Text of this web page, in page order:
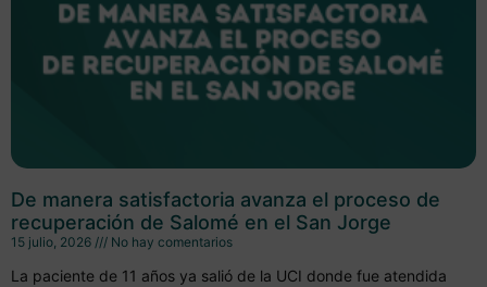
De manera satisfactoria avanza el proceso de
recuperación de Salomé en el San Jorge
15 julio, 2026 No hay comentarios
La paciente de 11 años ya salió de la UCI donde fue atendida